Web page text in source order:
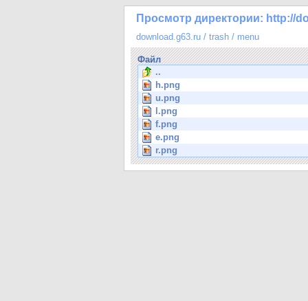
Просмотр директории: http://
download.g63.ru / trash / menu
Файл
..
h.png
u.png
l.png
f.png
e.png
r.png